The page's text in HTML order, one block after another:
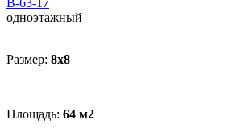
одноэтажный
Размер: 8x8
Площадь: 64 м2